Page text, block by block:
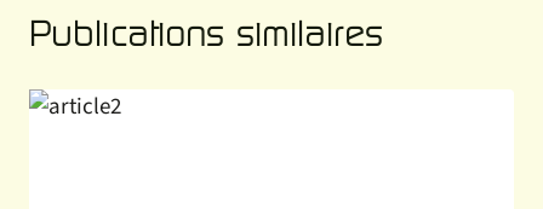
Publications similaires